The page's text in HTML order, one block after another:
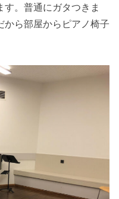
。普通にガタつきま
から部屋からピアノ椅子